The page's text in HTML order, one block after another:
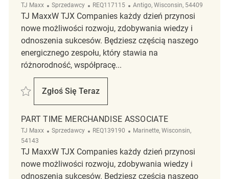
TJ Maxx Kategoria
Sprzedawcy ReqId
REQ117115 Lokalizacja
Antigo, Wisconsin, 54409
TJ MaxxW TJX Companies każdy dzień przynosi
nowe możliwości rozwoju, zdobywania wiedzy i
odnoszenia sukcesów. Będziesz częścią naszego
energicznego zespołu, który stawia na
różnorodność, współpracę...
Zapisać Part time merchandise associate REQ117115
Zgłoś Się Teraz
Part Time Merchandise Associate
PART TIME MERCHANDISE ASSOCIATE
TJ Maxx Kategoria
Sprzedawcy ReqId
REQ139190 Lokalizacja
Marinette, Wisconsin,
54143
TJ MaxxW TJX Companies każdy dzień przynosi
nowe możliwości rozwoju, zdobywania wiedzy i
odnoszenia sukcesów. Będziesz częścią naszego